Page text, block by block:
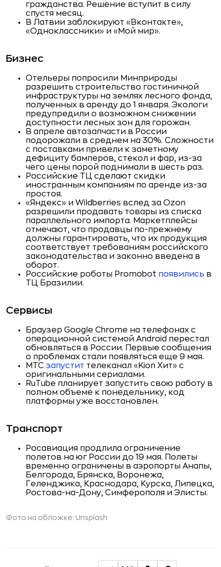
гражданства. Решение вступит в силу
спустя месяц.
В Латвии заблокируют «Вконтакте»,
«Одноклассники» и «Мой мир».
Бизнес
Отельеры попросили Минприроды
разрешить строительство гостиничной
инфраструктуры на землях лесного фонда,
полученных в аренду до 1 января. Экологи
предупредили о возможном снижении
доступности лесных зон для горожан.
В апреле автозапчасти в России
подорожали в среднем на 30%. Сложности
с поставками привели к заметному
дефициту бамперов, стекол и фар, из-за
чего цены порой поднимали в шесть раз.
Российские ТЦ сделают скидки
иностранным компаниям по аренде из-за
простоя.
«Яндекс» и Wildberries вслед за Ozon
разрешили продавать товары из списка
параллельного импорта. Маркетплейсы
отмечают, что продавцы по-прежнему
должны гарантировать, что их продукция
соответствует требованиям российского
законодательства и законно введена в
оборот.
Российские роботы Promobot появились в
ТЦ Бразилии.
Сервисы
Браузер Google Chrome на телефонах с
операционной системой Android перестал
обновляться в России. Первые сообщения
о проблемах стали появляться еще 9 мая.
МТС запустит телеканал «Kion Хит» с
оригинальными сериалами.
RuTube планирует запустить свою работу в
полном объеме к понедельнику, код
платформы уже восстановлен.
Транспорт
Росавиация продлила ограничение
полетов на юг России до 19 мая. Полеты
временно ограничены в аэропорты Анапы,
Белгорода, Брянска, Воронежа,
Геленджика, Краснодара, Курска, Липецка,
Ростова-на-Дону, Симферополя и Элисты.
Фото на обложке: Unsplash